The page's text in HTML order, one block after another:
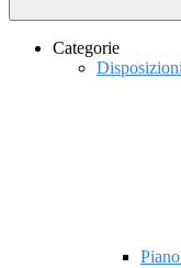
Categorie